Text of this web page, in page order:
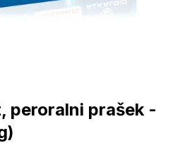
peroralni prašek -